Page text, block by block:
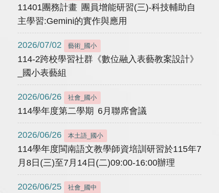
11401團務計畫 團員增能研習(三)-科技輔助自
主學習:Gemini的實作與應用
2026/07/02 藝術_國小
114-2跨校學習社群《數位融入表藝教案設計》
_國小表藝組
2026/06/26 社會_國小
114學年度第二學期 6月聯席會議
2026/06/26 本土語_國小
114學年度閩南語文教學師資培訓研習於115年7
月8日(三)至7月14日(二)09:00-16:00辦理
2026/06/25 社會_國中